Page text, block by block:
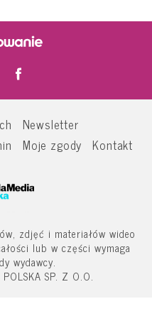
Newsletter
Moje zgody Kontakt
zdjęć i materiałów wideo
lub w części wymaga
wydawcy.
SP. Z O.O.